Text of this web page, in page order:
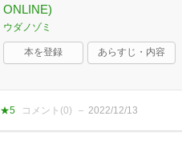
ONLINE)
ウダノゾミ
本を登録 あらすじ・内容
★5 コメント(0) 2022/12/13